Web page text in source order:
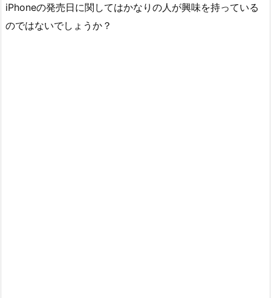
iPhoneの発売日に関してはかなりの人が興味を持っている
のではないでしょうか？